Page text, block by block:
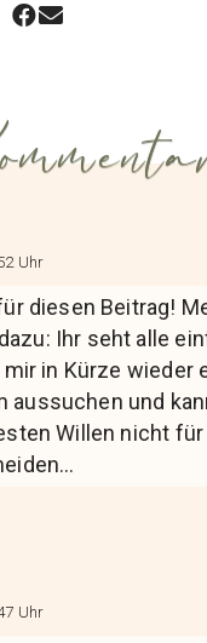
Uhr
diesen Beitrag!
Ihr seht alle
in Kürze wieder
aussuchen und
Willen nicht für
Uhr